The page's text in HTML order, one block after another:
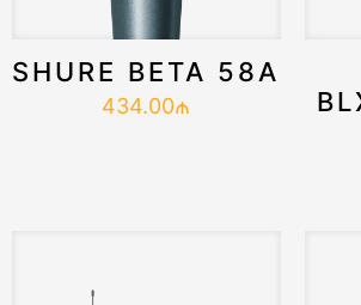
SHURE BETA 58A
434.00₼